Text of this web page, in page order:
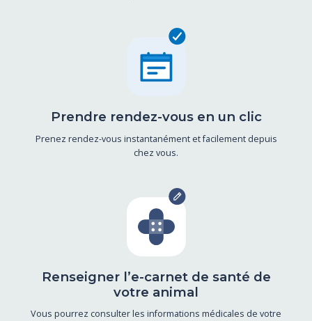
Prendre rendez-vous en un clic
Prenez rendez-vous instantanément et facilement depuis
chez vous.
Renseigner l’e-carnet de santé de
votre animal
Vous pourrez consulter les informations médicales de votre